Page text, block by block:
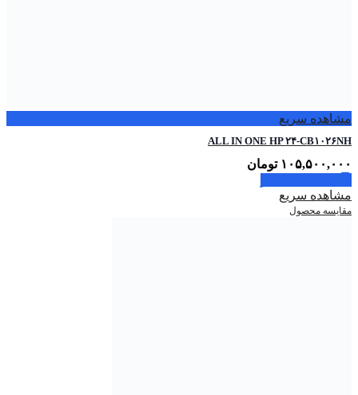
مشاهده سریع
ALL IN ONE HP ۲۴-CB۱۰۲۶NH
۱۰۵,۵۰۰,۰۰۰ تومان
مشاهده سریع
مقایسه محصول